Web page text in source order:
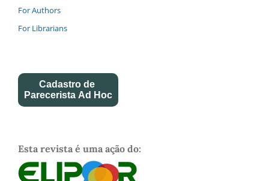
For Authors
For Librarians
Cadastro de
Parecerista Ad Hoc
Esta revista é uma ação do: